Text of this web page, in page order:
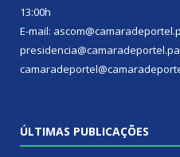
13:00h
E-mail:
ÚLTIMAS PUBLICAÇÕES